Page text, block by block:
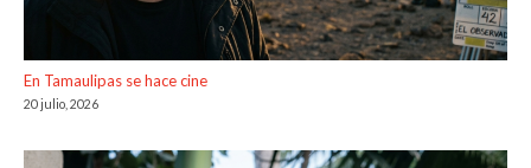
En Tamaulipas se hace cine
20 julio, 2026